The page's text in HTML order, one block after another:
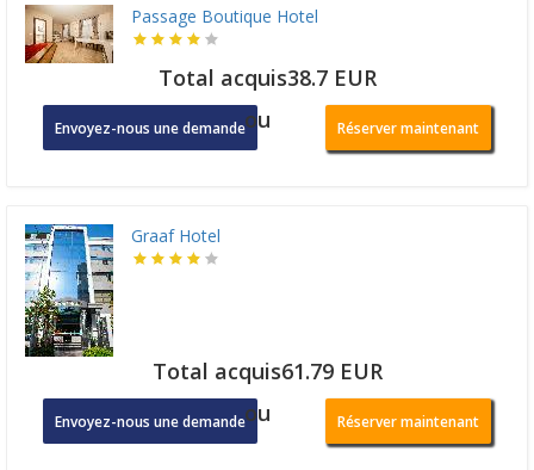
Passage Boutique Hotel
Total acquis38.7 EUR
Envoyez-nous une demandeou Réserver maintenant
Graaf Hotel
Total acquis61.79 EUR
Envoyez-nous une demandeou Réserver maintenant